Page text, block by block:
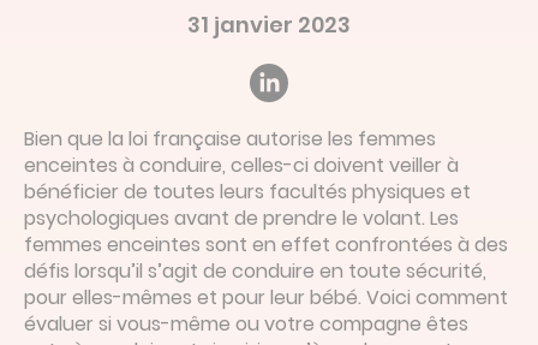
31 janvier 2023
Bien que la loi française autorise les femmes
enceintes à conduire, celles-ci doivent veiller à
bénéficier de toutes leurs facultés physiques et
psychologiques avant de prendre le volant. Les
femmes enceintes sont en effet confrontées à des
défis lorsqu’il s’agit de conduire en toute sécurité,
pour elles-mêmes et pour leur bébé. Voici comment
évaluer si vous-même ou votre compagne êtes